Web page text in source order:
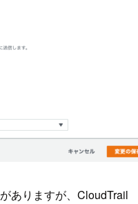
ありますが、CloudTrail